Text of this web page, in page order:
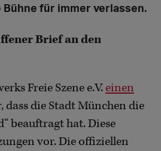
für immer verlassen.
Brief an den
Freie Szene e.V. einen
die Stadt München die
beauftragt hat. Diese
vor. Die offiziellen